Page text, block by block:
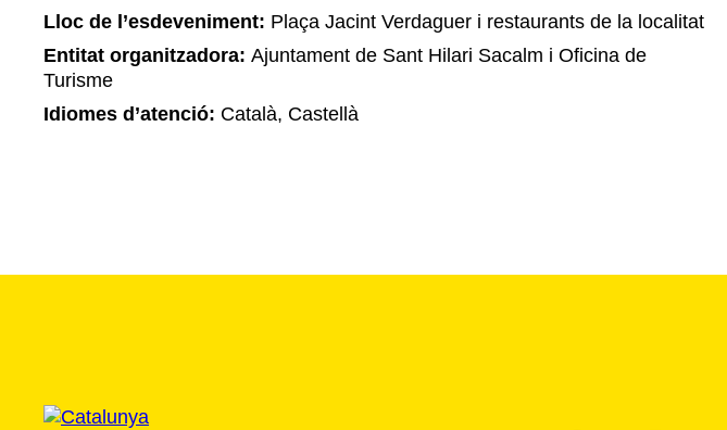
Lloc de l’esdeveniment: Plaça Jacint Verdaguer i restaurants de la localitat
Entitat organitzadora: Ajuntament de Sant Hilari Sacalm i Oficina de
Turisme
Idiomes d’atenció: Català, Castellà